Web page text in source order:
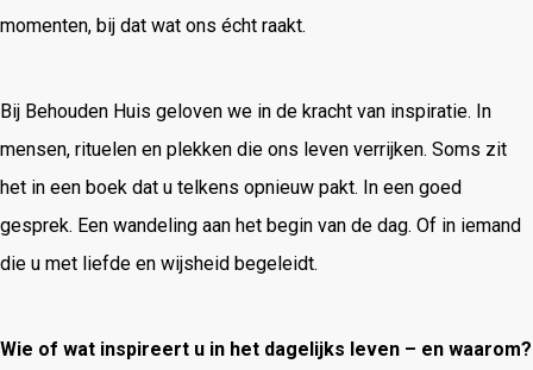
momenten, bij dat wat ons écht raakt.
Bij Behouden Huis geloven we in de kracht van inspiratie. In
mensen, rituelen en plekken die ons leven verrijken. Soms zit
het in een boek dat u telkens opnieuw pakt. In een goed
gesprek. Een wandeling aan het begin van de dag. Of in iemand
die u met liefde en wijsheid begeleidt.
Wie of wat inspireert u in het dagelijks leven – en waarom?